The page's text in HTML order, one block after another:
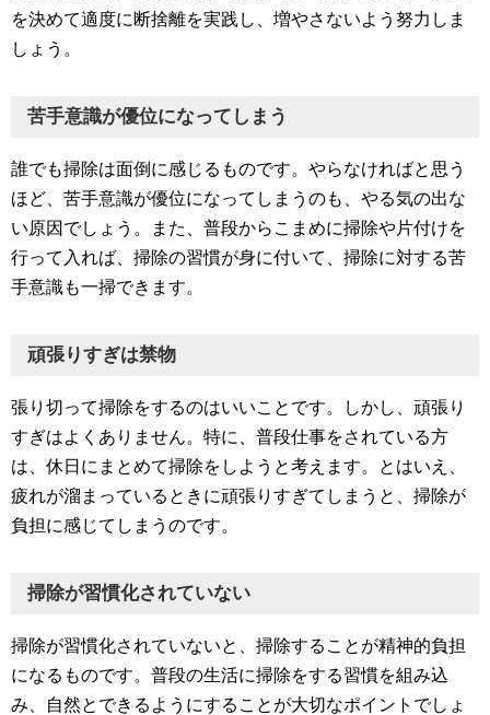
を決めて適度に断捨離を実践し、増やさないよう努力しま
しょう。
苦手意識が優位になってしまう
誰でも掃除は面倒に感じるものです。やらなければと思う
ほど、苦手意識が優位になってしまうのも、やる気の出な
い原因でしょう。また、普段からこまめに掃除や片付けを
行って入れば、掃除の習慣が身に付いて、掃除に対する苦
手意識も一掃できます。
頑張りすぎは禁物
張り切って掃除をするのはいいことです。しかし、頑張り
すぎはよくありません。特に、普段仕事をされている方
は、休日にまとめて掃除をしようと考えます。とはいえ、
疲れが溜まっているときに頑張りすぎてしまうと、掃除が
負担に感じてしまうのです。
掃除が習慣化されていない
掃除が習慣化されていないと、掃除することが精神的負担
になるものです。普段の生活に掃除をする習慣を組み込
み、自然とできるようにすることが大切なポイントでしょ